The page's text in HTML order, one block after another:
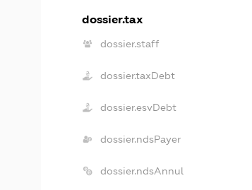
dossier.tax
dossier.staff
dossier.taxDebt
dossier.esvDebt
dossier.ndsPayer
dossier.ndsAnnul